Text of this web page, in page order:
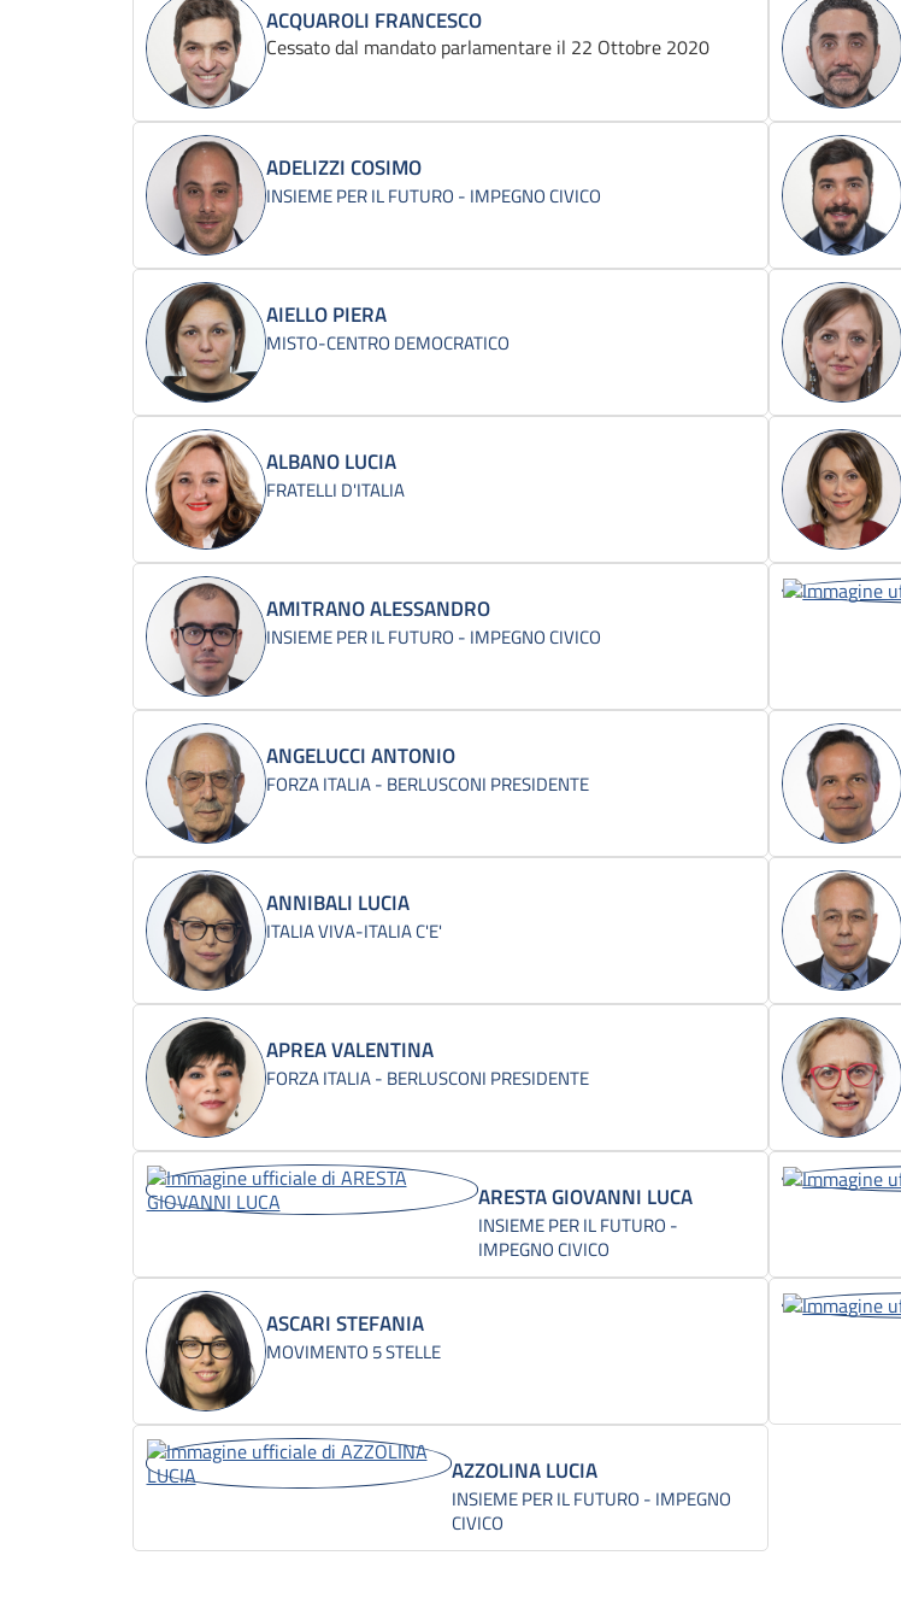
ACQUAROLI FRANCESCO
Cessato dal mandato parlamentare il 22 Ottobre 2020
ADELIZZI COSIMO
INSIEME PER IL FUTURO - IMPEGNO CIVICO
AIELLO PIERA
MISTO-CENTRO DEMOCRATICO
ALBANO LUCIA
FRATELLI D'ITALIA
AMITRANO ALESSANDRO
INSIEME PER IL FUTURO - IMPEGNO CIVICO
ANGELUCCI ANTONIO
FORZA ITALIA - BERLUSCONI PRESIDENTE
ANNIBALI LUCIA
ITALIA VIVA-ITALIA C'E'
APREA VALENTINA
FORZA ITALIA - BERLUSCONI PRESIDENTE
ARESTA GIOVANNI LUCA
INSIEME PER IL FUTURO -
IMPEGNO CIVICO
ASCARI STEFANIA
MOVIMENTO 5 STELLE
AZZOLINA LUCIA
INSIEME PER IL FUTURO - IMPEGNO
CIVICO